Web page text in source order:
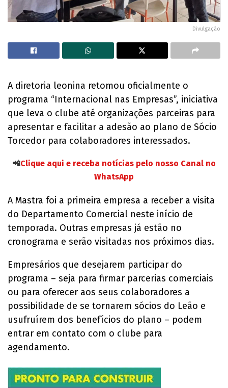
Divulgação
A diretoria leonina retomou oficialmente o
programa “Internacional nas Empresas”, iniciativa
que leva o clube até organizações parceiras para
apresentar e facilitar a adesão ao plano de Sócio
Torcedor para colaboradores interessados.
📲Clique aqui e receba notícias pelo nosso Canal no
WhatsApp
A Mastra foi a primeira empresa a receber a visita
do Departamento Comercial neste início de
temporada. Outras empresas já estão no
cronograma e serão visitadas nos próximos dias.
Empresários que desejarem participar do
programa – seja para firmar parcerias comerciais
ou para oferecer aos seus colaboradores a
possibilidade de se tornarem sócios do Leão e
usufruírem dos benefícios do plano – podem
entrar em contato com o clube para
agendamento.